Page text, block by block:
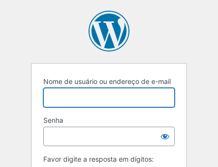
Nome de usuário ou endereço de e-mail
Senha
Favor digite a resposta em dígitos: